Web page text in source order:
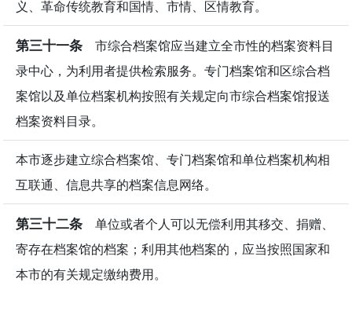
义、革命传统教育和国情、市情、区情教育。
第三十一条 市综合档案馆应当建立全市性的档案资料目
录中心，为利用者提供检索服务。专门档案馆和区综合档
案馆以及单位档案机构按照有关规定向市综合档案馆报送
档案资料目录。
本市逐步建立综合档案馆、专门档案馆和单位档案机构相
互联通、信息共享的档案信息网络。
第三十二条 单位或者个人可以无偿利用其移交、捐赠、
寄存在档案馆的档案；利用其他档案的，应当按照国家和
本市的有关规定缴纳费用。